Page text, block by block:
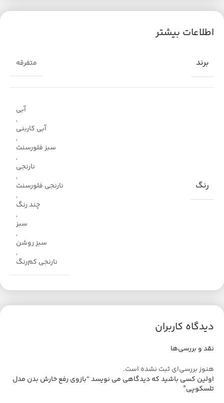
اطلاعات بیشتر
برند متفرقه
رنگ
آبی
,
آبی کاربنی
,
سبز فلورسنت
,
نارنجی
,
نارنجی فلورسنت
,
چند رنگ
,
سبز
,
سبز روشن
,
نارنجی کم‌رنگ
دیدگاه کاربران
نقد و بررسی‌ها
هنوز بررسی‌ای ثبت نشده است.
اولین کسی باشید که دیدگاهی می نویسد “بازوی رفع خارش بدن مدل
تلسکوپی”